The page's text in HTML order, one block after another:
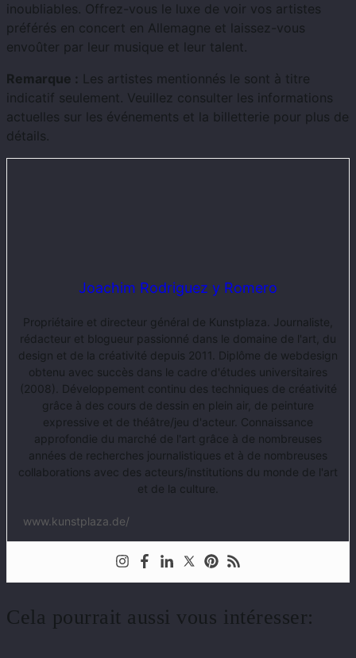
inoubliables. Offrez-vous le luxe de voir vos artistes
préférés en concert en Allemagne et laissez-vous
envoûter par leur musique et leur talent.
Remarque : Les artistes mentionnés le sont à titre
indicatif seulement. Veuillez consulter les informations
actuelles sur les événements et la billetterie pour plus de
détails.
Joachim Rodriguez y Romero
Propriétaire et directeur général de Kunstplaza. Journaliste,
rédacteur et blogueur passionné dans le domaine de l'art, du
design et de la créativité depuis 2011. Diplôme de webdesign
obtenu avec succès dans le cadre d'études universitaires
(2008). Développement continu des techniques de créativité
grâce à des cours de dessin en plein air, de peinture
expressive et de théâtre/jeu d'acteur. Connaissance
approfondie du marché de l'art grâce à de nombreuses
années de recherches journalistiques et à de nombreuses
collaborations avec des acteurs/institutions du monde de l'art
et de la culture.
www.kunstplaza.de/
Cela pourrait aussi vous intéresser: